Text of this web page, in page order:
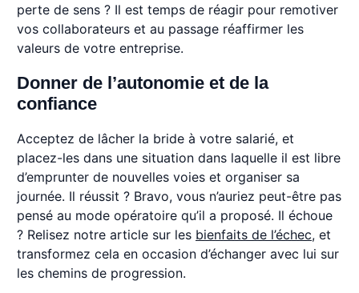
perte de sens ? Il est temps de réagir pour remotiver
vos collaborateurs et au passage réaffirmer les
valeurs de votre entreprise.
Donner de l’autonomie et de la
confiance
Acceptez de lâcher la bride à votre salarié, et
placez-les dans une situation dans laquelle il est libre
d’emprunter de nouvelles voies et organiser sa
journée. Il réussit ? Bravo, vous n’auriez peut-être pas
pensé au mode opératoire qu’il a proposé. Il échoue
? Relisez notre article sur les bienfaits de l’échec, et
transformez cela en occasion d’échanger avec lui sur
les chemins de progression.